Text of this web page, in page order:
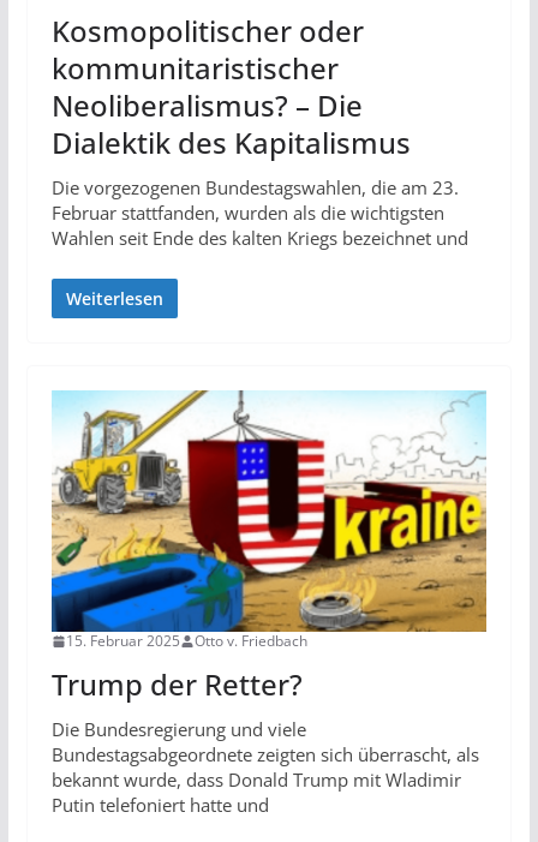
Kosmopolitischer oder
kommunitaristischer
Neoliberalismus? – Die
Dialektik des Kapitalismus
Die vorgezogenen Bundestagswahlen, die am 23.
Februar stattfanden, wurden als die wichtigsten
Wahlen seit Ende des kalten Kriegs bezeichnet und
Weiterlesen
15. Februar 2025 Otto v. Friedbach
Trump der Retter?
Die Bundesregierung und viele
Bundestagsabgeordnete zeigten sich überrascht, als
bekannt wurde, dass Donald Trump mit Wladimir
Putin telefoniert hatte und